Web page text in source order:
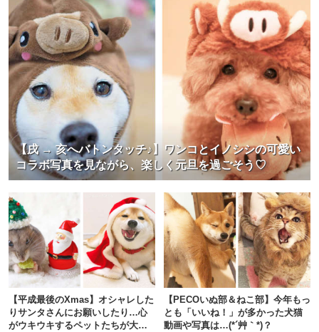
【戌 → 亥へバトンタッチ♪】ワンコとイノシシの可愛い
コラボ写真を見ながら、楽しく元旦を過ごそう♡
【平成最後のXmas】オシャレした
りサンタさんにお願いしたり…心
がウキウキするペットたちが大集
【PECOいぬ部＆ねこ部】今年もっ
とも「いいね！」が多かった犬猫
動画や写真は…(*´艸｀*)？